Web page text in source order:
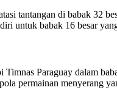
tantangan di babak 32
untuk babak 16 besar
Paraguay dalam
permainan menyerang